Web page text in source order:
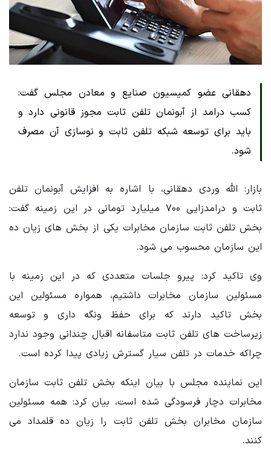
دهقانی عضو کمیسیون صنایع و معادن مجلس گفت:
کسب درامد از آبونمان تلفن ثابت مجوز قانونی دارد و
باید برای توسعه شبکه تلفن ثابت و نوسازی آن مصرف
شود.
بازار: الله وردی دهقانی، با اشاره به افزایش آبونمان تلفن
ثابت و درامدزایی ۷۰۰ میلیارد تومانی در این زمینه گفت:
بخش تلفن ثابت سازمان مخابرات یکی از بخش های زیان ده
این سازمان محسوب می شود.
وی تاکید کرد: پیرو جلسات متعددی که در این زمینه با
مسئولین سازمان مخابرات داشتیم، همواره مسئولین این
بخش تاکید دارند که برای حفظ ونگه داری و توسعه
زیرساخت های تلفن ثابت متاسفانه اقبال چندانی وجود ندارد
چراکه خدمات در تلفن سیار گسترش زیادی پیدا کرده است.
این نماینده مجلس با بیان اینکه بخش تلفن ثابت سازمان
مخابرات دچار فرسودگی شده است، بیان کرد: همه مسئولین
سازمان مخابران بخش تلفن ثابت را زیان ده قلمداد می
کنند.